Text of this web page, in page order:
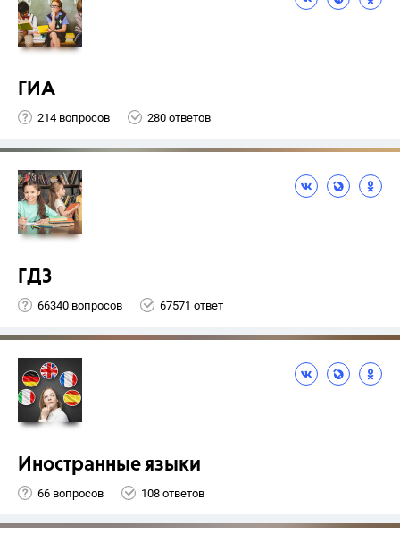
ГИА
214 вопросов 280 ответов
ГДЗ
66340 вопросов 67571 ответ
Иностранные языки
66 вопросов 108 ответов